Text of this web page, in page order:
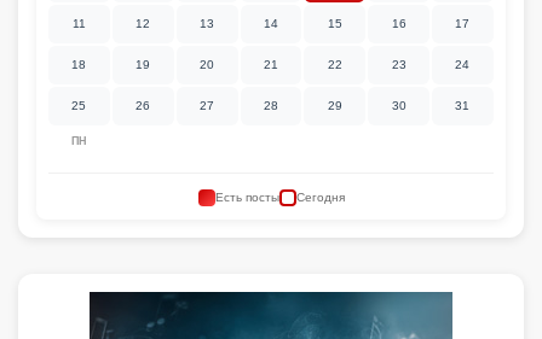
ПН
11 12 13 14 15 16 17
18 19 20 21 22 23 24
25 26 27 28 29 30 31
Есть посты Сегодня